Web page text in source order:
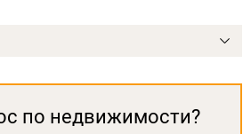
по недвижимости?